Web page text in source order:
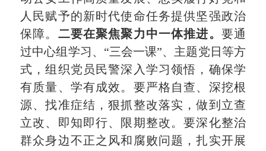
人民赋予的新时代使命任务提供坚强政治
保障。 二要在聚焦聚力中一体推进。 要通
过中心组学习、“三会一课”、主题党日等方
式，组织党员民警深入学习领悟，确保学
有质量、学有成效。要严格自查、深挖根
源、找准症结，狠抓整改落实，做到立查
立改、即知即行、限期整改。要深化整治
群众身边不正之风和腐败问题，扎实开展